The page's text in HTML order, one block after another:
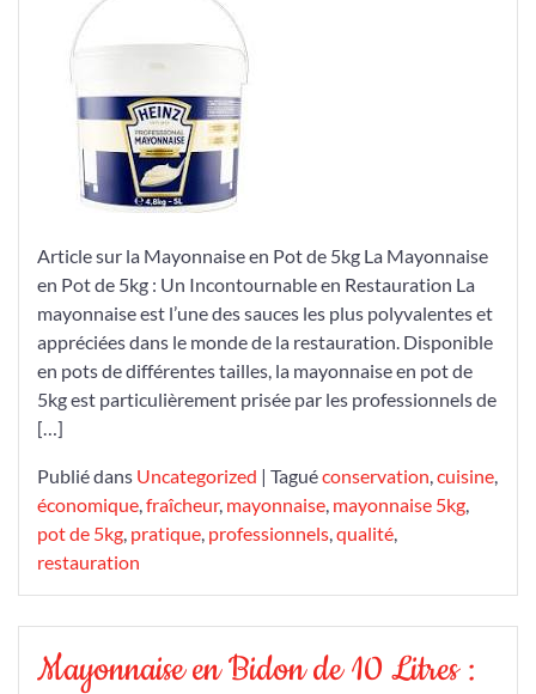
Pot
5kg
:
Un
Format
Pratique
Économique
Article sur la Mayonnaise en Pot de 5kg La Mayonnaise
en Pot de 5kg : Un Incontournable en Restauration La
mayonnaise est l’une des sauces les plus polyvalentes et
appréciées dans le monde de la restauration. Disponible
en pots de différentes tailles, la mayonnaise en pot de
5kg est particulièrement prisée par les professionnels de
[…]
Publié dans Uncategorized | Taguéconservation cuisine
économique fraîcheur, mayonnaise mayonnaise 5kg
pot de 5kg pratique professionnels qualité
restauration
Mayonnaise en Bidon de 10 Litres :